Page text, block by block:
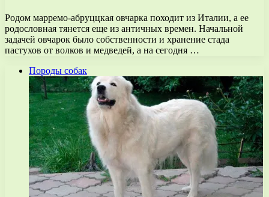
Родом марремо-абруццкая овчарка походит из Италии, а ее
родословная тянется еще из античных времен. Начальной
задачей овчарок было собственности и хранение стада
пастухов от волков и медведей, а на сегодня …
Породы собак